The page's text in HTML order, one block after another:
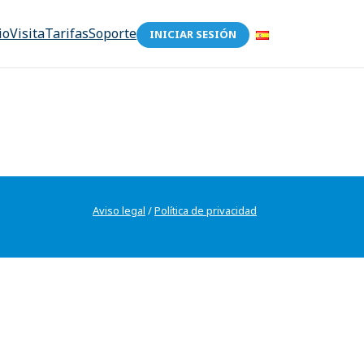
VisitaTarifasSoporte INICIAR SESIÓN
Aviso legal /Política de privacidad